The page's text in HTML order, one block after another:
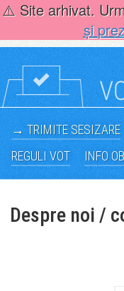
Skip
to
⚠️ Site arhivat.
și
→ TRIMITE SESIZARE
REGULI VOT
INFO
Despre noi /